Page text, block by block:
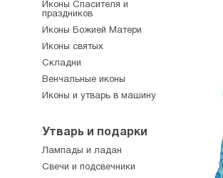
Иконы Спасителя и
праздников
Иконы Божией Матери
Иконы святых
Складни
Венчальные иконы
Иконы и утварь в машину
Утварь и подарки
Лампады и ладан
Свечи и подсвечники